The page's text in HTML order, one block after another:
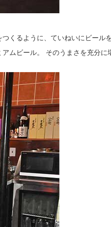
くるように、ていねいにビール
ムビール。 そのうまさを充分に